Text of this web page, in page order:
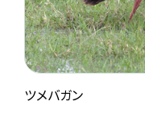
ツメバガン